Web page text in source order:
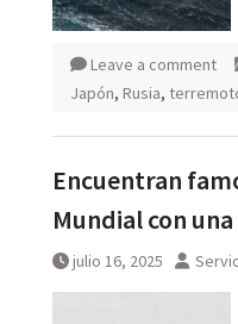
Leave a comment
Japón, Rusia,
Encuentran
Mundial con
julio 16, 2025